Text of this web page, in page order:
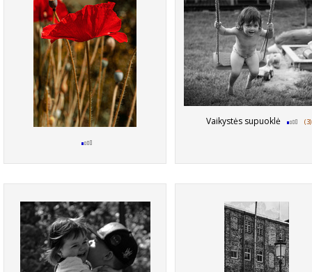
Vaikystės supuoklė (3)